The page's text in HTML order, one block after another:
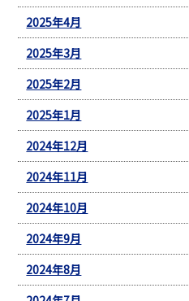
2025年4月
2025年3月
2025年2月
2025年1月
2024年12月
2024年11月
2024年10月
2024年9月
2024年8月